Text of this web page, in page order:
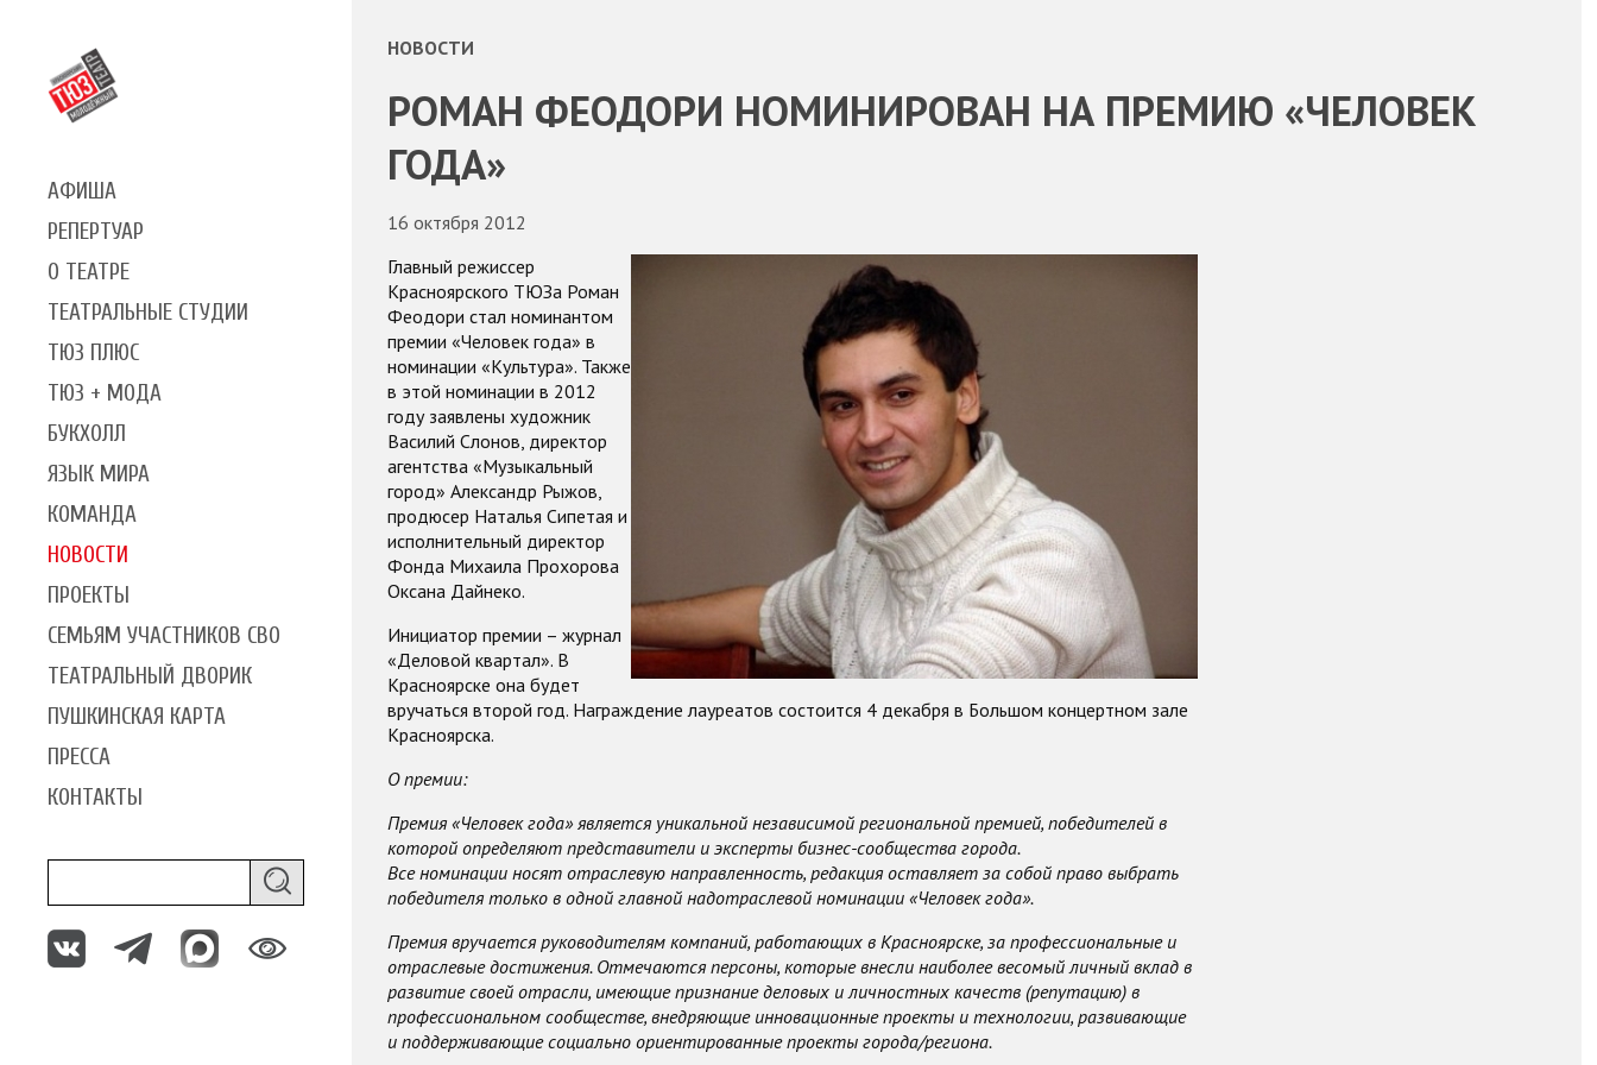
АФИША
РЕПЕРТУАР
О ТЕАТРЕ
ТЕАТРАЛЬНЫЕ СТУДИИ
ТЮЗ ПЛЮС
ТЮЗ + МОДА
БУКХОЛЛ
ЯЗЫК МИРА
КОМАНДА
НОВОСТИ
ПРОЕКТЫ
СЕМЬЯМ УЧАСТНИКОВ СВО
ТЕАТРАЛЬНЫЙ ДВОРИК
ПУШКИНСКАЯ КАРТА
ПРЕССА
КОНТАКТЫ
НОВОСТИ
РОМАН ФЕОДОРИ НОМИНИРОВАН НА ПРЕМИЮ «ЧЕЛОВЕК
ГОДА»
16 октября 2012
Главный режиссер
Красноярского ТЮЗа Роман
Феодори стал номинантом
премии «Человек года» в
номинации «Культура». Также
в этой номинации в 2012
году заявлены художник
Василий Слонов, директор
агентства «Музыкальный
город» Александр Рыжов,
продюсер Наталья Сипетая и
исполнительный директор
Фонда Михаила Прохорова
Оксана Дайнеко.
Инициатор премии – журнал
«Деловой квартал». В
Красноярске она будет
вручаться второй год. Награждение лауреатов состоится 4 декабря в Большом концертном зале
Красноярска.
О премии:
Премия «Человек года» является уникальной независимой региональной премией, победителей в
которой определяют представители и эксперты бизнес-сообщества города.
Все номинации носят отраслевую направленность, редакция оставляет за собой право выбрать
победителя только в одной главной надотраслевой номинации «Человек года».
Премия вручается руководителям компаний, работающих в Красноярске, за профессиональные и
отраслевые достижения. Отмечаются персоны, которые внесли наиболее весомый личный вклад в
развитие своей отрасли, имеющие признание деловых и личностных качеств (репутацию) в
профессиональном сообществе, внедряющие инновационные проекты и технологии, развивающие
и поддерживающие социально ориентированные проекты города/региона.